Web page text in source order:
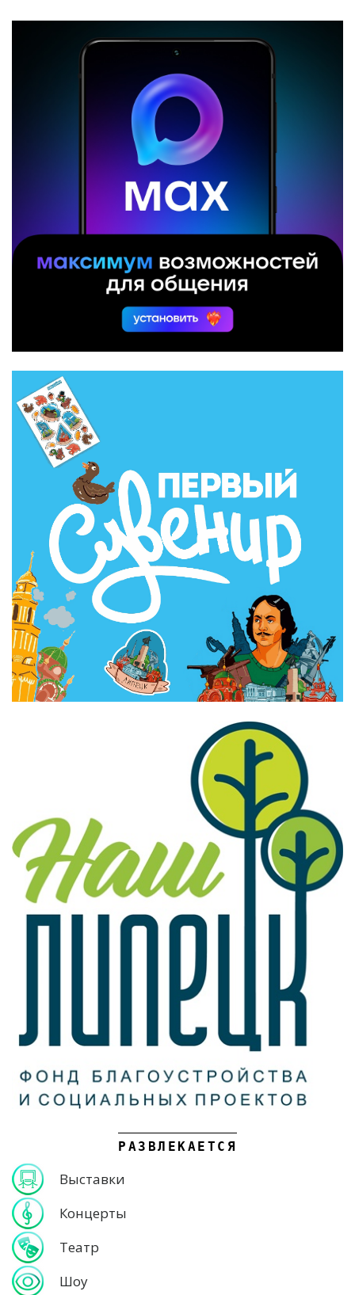
РАЗВЛЕКАЕТСЯ
Выставки
Концерты
Театр
Шоу